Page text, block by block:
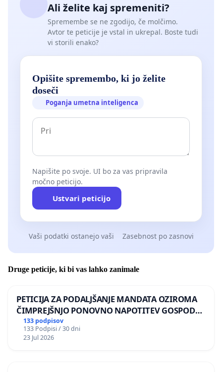
Ali želite kaj spremeniti?
Spremembe se ne zgodijo, če molčimo.
Avtor te peticije je vstal in ukrepal. Boste tudi
vi storili enako?
Opišite spremembo, ki jo želite
doseči
Poganja umetna inteligenca
Napišite po svoje. UI bo za vas pripravila
močno peticijo.
Ustvari peticijo
Vaši podatki ostanejo vaši Zasebnost po zasnovi
Druge peticije, ki bi vas lahko zanimale
PETICIJA ZA PODALJŠANJE MANDATA OZIROMA
ČIMPREJŠNJO PONOVNO NAPOTITEV GOSPODA
BERNARDA ŠRAJNERJA NA VELEPOSLANIŠTVO
REPUBLIKE SLOVENIJE V MOSKVI
133 podpisov
133 Podpisi / 30 dni
23 Jul 2026